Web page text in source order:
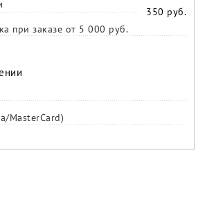
350 руб.
при заказе от 5 000 руб.
MasterCard)